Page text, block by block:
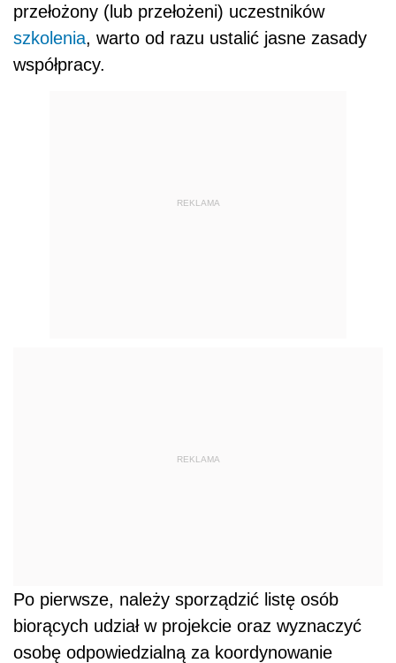
przełożony (lub przełożeni) uczestników
szkolenia, warto od razu ustalić jasne zasady
współpracy.
REKLAMA
REKLAMA
Po pierwsze, należy sporządzić listę osób
biorących udział w projekcie oraz wyznaczyć
osobę odpowiedzialną za koordynowanie